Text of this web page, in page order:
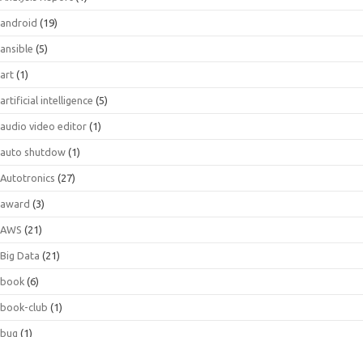
android (19)
ansible (5)
art (1)
artificial intelligence (5)
audio video editor (1)
auto shutdow (1)
Autotronics (27)
award (3)
AWS (21)
Big Data (21)
book (6)
book-club (1)
bug (1)